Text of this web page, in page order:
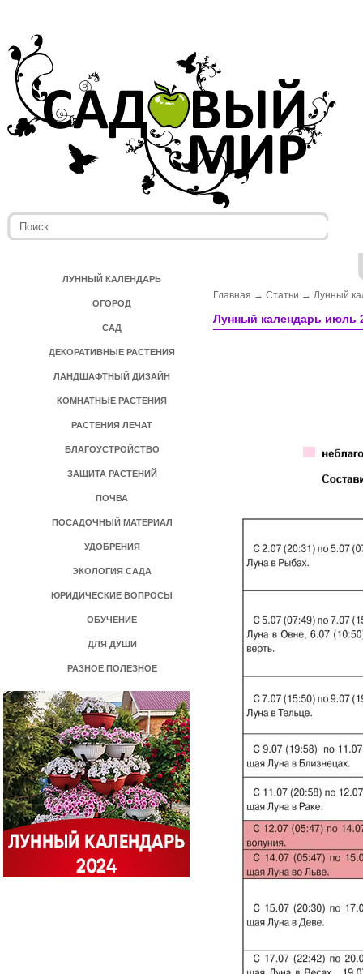
ЛУННЫЙ КАЛЕНДАРЬ
ОГОРОД
САД
ДЕКОРАТИВНЫЕ РАСТЕНИЯ
ЛАНДШАФТНЫЙ ДИЗАЙН
КОМНАТНЫЕ РАСТЕНИЯ
РАСТЕНИЯ ЛЕЧАТ
БЛАГОУСТРОЙСТВО
ЗАЩИТА РАСТЕНИЙ
ПОЧВА
ПОСАДОЧНЫЙ МАТЕРИАЛ
УДОБРЕНИЯ
ЭКОЛОГИЯ САДА
ЮРИДИЧЕСКИЕ ВОПРОСЫ
ОБУЧЕНИЕ
ДЛЯ ДУШИ
РАЗНОЕ ПОЛЕЗНОЕ
Главная → Статьи → Лунный
Лунный календарь июль